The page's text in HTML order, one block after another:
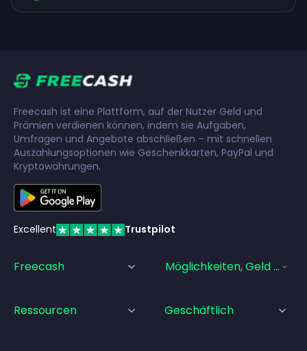
Freecash ist eine Plattform, auf der Nutzer Geld und
Prämien verdienen können, indem sie Aufgaben,
Umfragen und Angebote abschließen – mit schnellen
Auszahlungsoptionen wie Geschenkkarten, PayPal und
Kryptowährungen.
Excellent Trustpilot
Freecash Möglichkeiten, Geld Zu
Ressourcen Geschäftlich